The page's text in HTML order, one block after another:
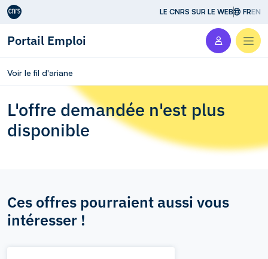
Aller au contenu LE CNRS SUR LE WEB FREN
Portail Emploi
Voir le fil d'ariane
L'offre demandée n'est plus
disponible
Ces offres pourraient aussi vous
intéresser !